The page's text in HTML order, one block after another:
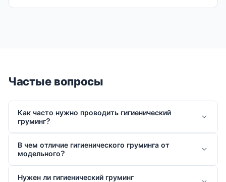
Частые вопросы
Как часто нужно проводить гигиенический
груминг?
В чем отличие гигиенического груминга от
модельного?
Нужен ли гигиенический груминг